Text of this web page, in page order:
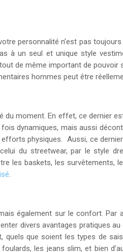
personnalité n’est pas
à un seul et unique style
de même important de
hommes peut être
moment. En effet, ce dernier
dynamiques, mais aussi
physiques. Aussi, ce
du streetwear, par le style
baskets, les survêtements,
.
également sur le confort.
divers avantages pratiques
que soient les types de
les jeans slim, et bien